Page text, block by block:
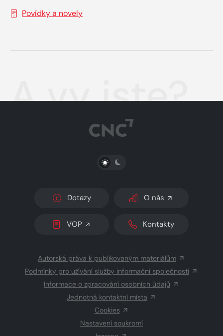
Povídky a novely
A vy jste?
PŘEPNOUT SVĚTLÝ/TMAVÝ REŽIM
Dotazy O nás
VOP Kontakty
Autorská práva k publikovaným materiálům
Podmínky pro užívání služby informační společnosti
Informace o zpracování osobních údajů
Jednotná kontaktní místa
Cookies
Nastavení soukromí